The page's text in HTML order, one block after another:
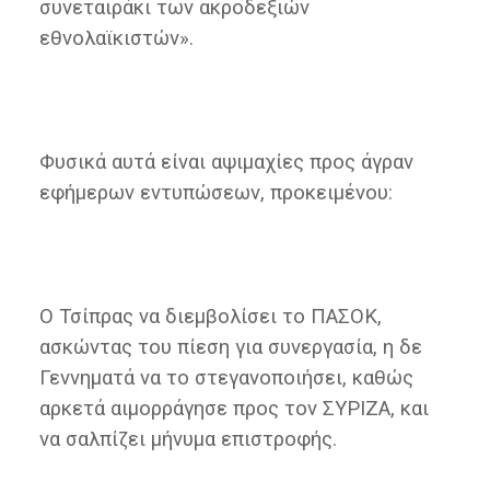
συνεταιράκι των ακροδεξιών
εθνολαϊκιστών».
Φυσικά αυτά είναι αψιμαχίες προς άγραν
εφήμερων εντυπώσεων, προκειμένου:
Ο Τσίπρας να διεμβολίσει το ΠΑΣΟΚ,
ασκώντας του πίεση για συνεργασία, η δε
Γεννηματά να το στεγανοποιήσει, καθώς
αρκετά αιμορράγησε προς τον ΣΥΡΙΖΑ, και
να σαλπίζει μήνυμα επιστροφής.